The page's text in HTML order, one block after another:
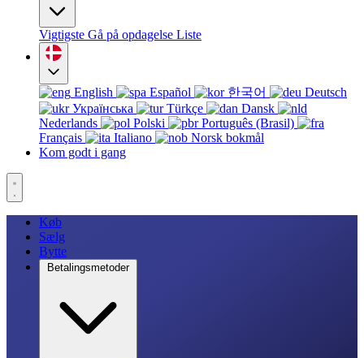
Vigtigste Gå på opdagelse Liste
English Español 한국어
Deutsch
Українська
Türkçe
Dansk
Nederlands
Polski
Português (Brasil)
Français
Italiano
Norsk bokmål
Kom godt i gang
Køb
Sælg
Bytte
Betalingsmetoder